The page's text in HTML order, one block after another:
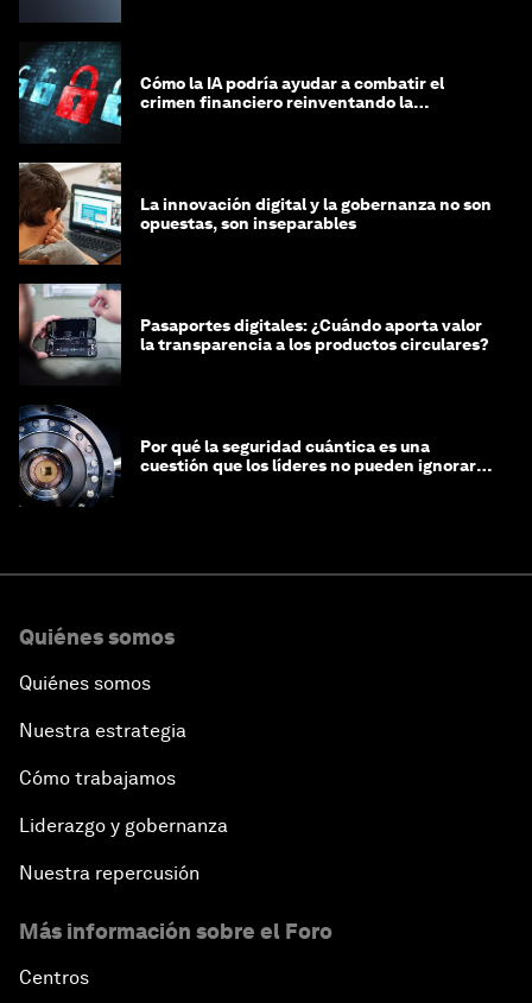
Cómo la IA podría ayudar a combatir el
crimen financiero reinventando la
La innovación digital y la gobernanza no son
opuestas, son inseparables
Pasaportes digitales: ¿Cuándo aporta valor
la transparencia a los productos circulares?
Por qué la seguridad cuántica es una
cuestión que los líderes no pueden ignorar
Quiénes somos
Quiénes somos
Nuestra estrategia
Cómo trabajamos
Liderazgo y gobernanza
Nuestra repercusión
Más información sobre el Foro
Centros